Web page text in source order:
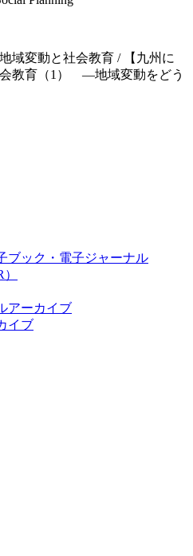
域変動と社会教育 / 【九州に
教育（1） ―地域変動をどう
ブック・電子ジャーナル
アーカイブ
イブ